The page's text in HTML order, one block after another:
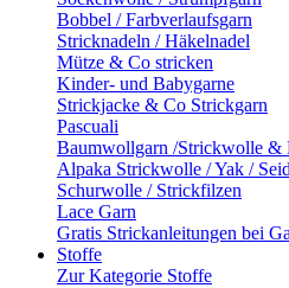
Bobbel / Farbverlaufsgarn
Stricknadeln / Häkelnadel
Mütze & Co stricken
Kinder- und Babygarne
Strickjacke & Co Strickgarn
Pascuali
Baumwollgarn /Strickwolle &
Alpaka Strickwolle / Yak /
Schurwolle / Strickfilzen
Lace Garn
Gratis Strickanleitungen bei
Stoffe
Zur Kategorie Stoffe